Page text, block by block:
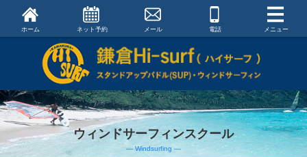
ホーム ネット予約 メール 電話 メニュー
ウィンドサーフィンスクール
― Windsurfing ―